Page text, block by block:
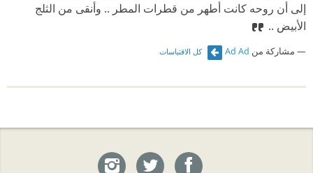
إلى أن روحە كانت أطهر من قطرات المطر .. وأنقى من الثلج
الأبيض ..
مشاركة من Ad Ad كل الاقتباسات